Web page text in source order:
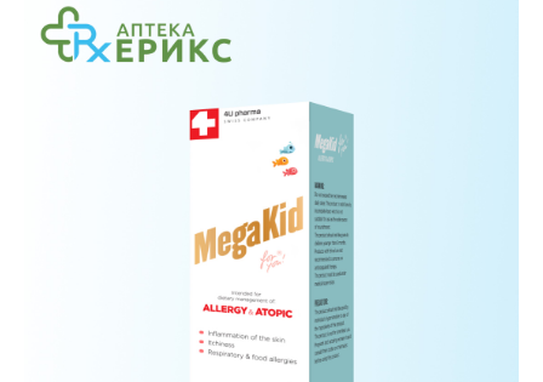
Здравствени проблеми
Интимно здравје